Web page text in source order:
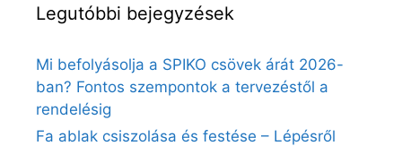
Legutóbbi bejegyzések
Mi befolyásolja a SPIKO csövek árát 2026-
ban? Fontos szempontok a tervezéstől a
rendelésig
Fa ablak csiszolása és festése – Lépésről